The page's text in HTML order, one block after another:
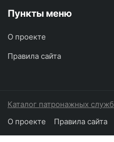
Пункты меню
О проекте
Правила сайта
Каталог патронажных служб
О проекте
Правила сайта